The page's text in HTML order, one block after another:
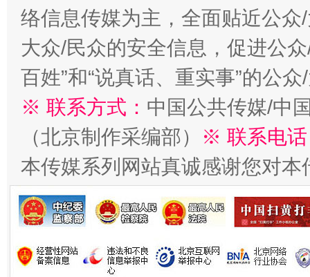
“刷贴”乱象丛生
生
揭批美国五大"原罪" "炒
络信息传媒为主，全面贴近公
大众/民众的安全信息，促进公
百姓”和“说真话、重实事”的公
※ 联系方式： 中国公共传媒/中
（北京制作采编部）
※ 联系电
本传媒系列网站真诚感谢您对